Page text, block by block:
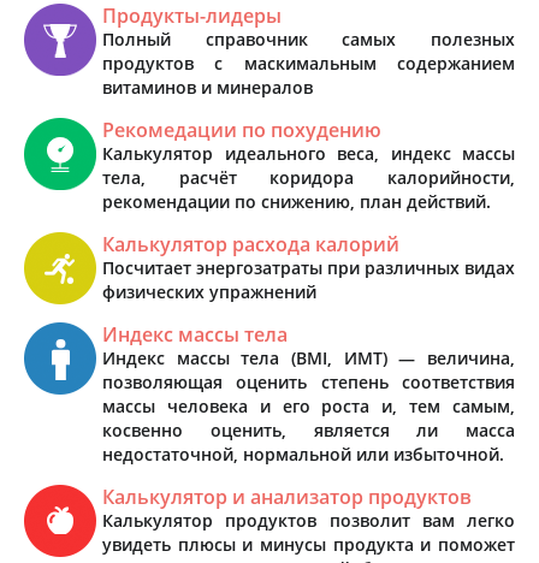
Продукты-лидеры
Полный справочник самых полезных
продуктов с маскимальным содержанием
витаминов и минералов
Рекомедации по похудению
Калькулятор идеального веса, индекс массы
тела, расчёт коридора калорийности,
рекомендации по снижению, план действий.
Калькулятор расхода калорий
Посчитает энергозатраты при различных видах
физических упражнений
Индекс массы тела
Индекс массы тела (BMI, ИМТ) — величина,
позволяющая оценить степень соответствия
массы человека и его роста и, тем самым,
косвенно оценить, является ли масса
недостаточной, нормальной или избыточной.
Калькулятор и анализатор продуктов
Калькулятор продуктов позволит вам легко
увидеть плюсы и минусы продукта и поможет